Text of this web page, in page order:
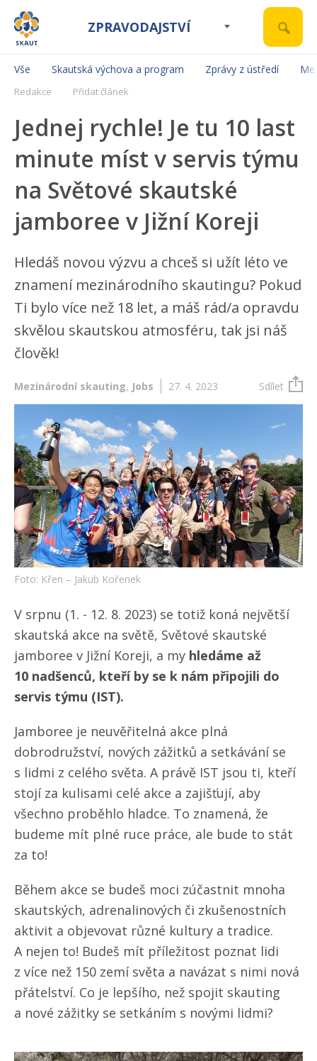
ZPRAVODAJSTVÍ
Vše Skautská výchova a program Zprávy z ústředí
Redakce Přidat článek
Jednej rychle! Je tu 10 last
minute míst v servis týmu
na Světové skautské
jamboree v Jižní Koreji
Hledáš novou výzvu a chceš si užít léto ve
znamení mezinárodního skautingu? Pokud
Ti bylo více než 18 let, a máš rád/a opravdu
skvělou skautskou atmosféru, tak jsi náš
člověk!
Mezinárodní skauting, Jobs 27. 4. 2023 Sdílet
Foto: Křen – Jakub Kořenek
V srpnu (1. - 12. 8. 2023) se totiž koná největší
skautská akce na světě, Světové skautské
jamboree v Jižní Koreji, a my hledáme až
10 nadšenců, kteří by se k nám připojili do
servis týmu (IST).
Jamboree je neuvěřitelná akce plná
dobrodružství, nových zážitků a setkávání se
s lidmi z celého světa. A právě IST jsou ti, kteří
stojí za kulisami celé akce a zajišťují, aby
všechno proběhlo hladce. To znamená, že
budeme mít plné ruce práce, ale bude to stát
za to!
Během akce se budeš moci zúčastnit mnoha
skautských, adrenalinových či zkušenostních
aktivit a objevovat různé kultury a tradice.
A nejen to! Budeš mít příležitost poznat lidi
z více než 150 zemí světa a navázat s nimi nová
přátelství. Co je lepšího, než spojit skauting
a nové zážitky se setkáním s novými lidmi?